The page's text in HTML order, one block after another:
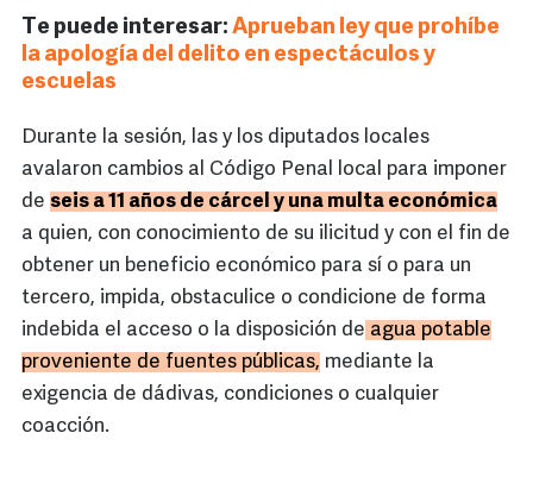
Te puede interesar: Aprueban ley que prohíbe
la apología del delito en espectáculos y
escuelas
Durante la sesión, las y los diputados locales
avalaron cambios al Código Penal local para imponer
de seis a 11 años de cárcel y una multa económica
a quien, con conocimiento de su ilicitud y con el fin de
obtener un beneficio económico para sí o para un
tercero, impida, obstaculice o condicione de forma
indebida el acceso o la disposición de agua potable
proveniente de fuentes públicas, mediante la
exigencia de dádivas, condiciones o cualquier
coacción.